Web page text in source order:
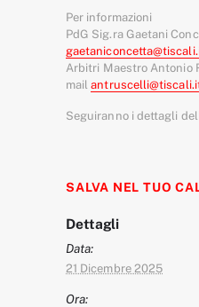
Per informazioni
PdG Sig.ra Gaetani
Arbitri Maestro Antonio
mail
Seguiranno i dettagli
SALVA NEL TUO
Dettagli
Data:
21 Dicembre 2025
Ora: